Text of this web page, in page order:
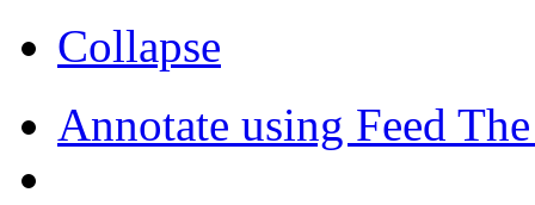
Collapse
Annotate using Feed